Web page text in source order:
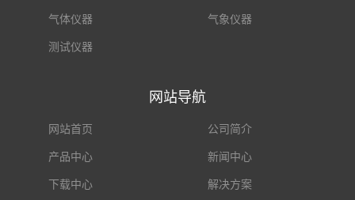
气体仪器 气象仪器
测试仪器
网站导航
网站首页 公司简介
产品中心 新闻中心
下载中心 解决方案